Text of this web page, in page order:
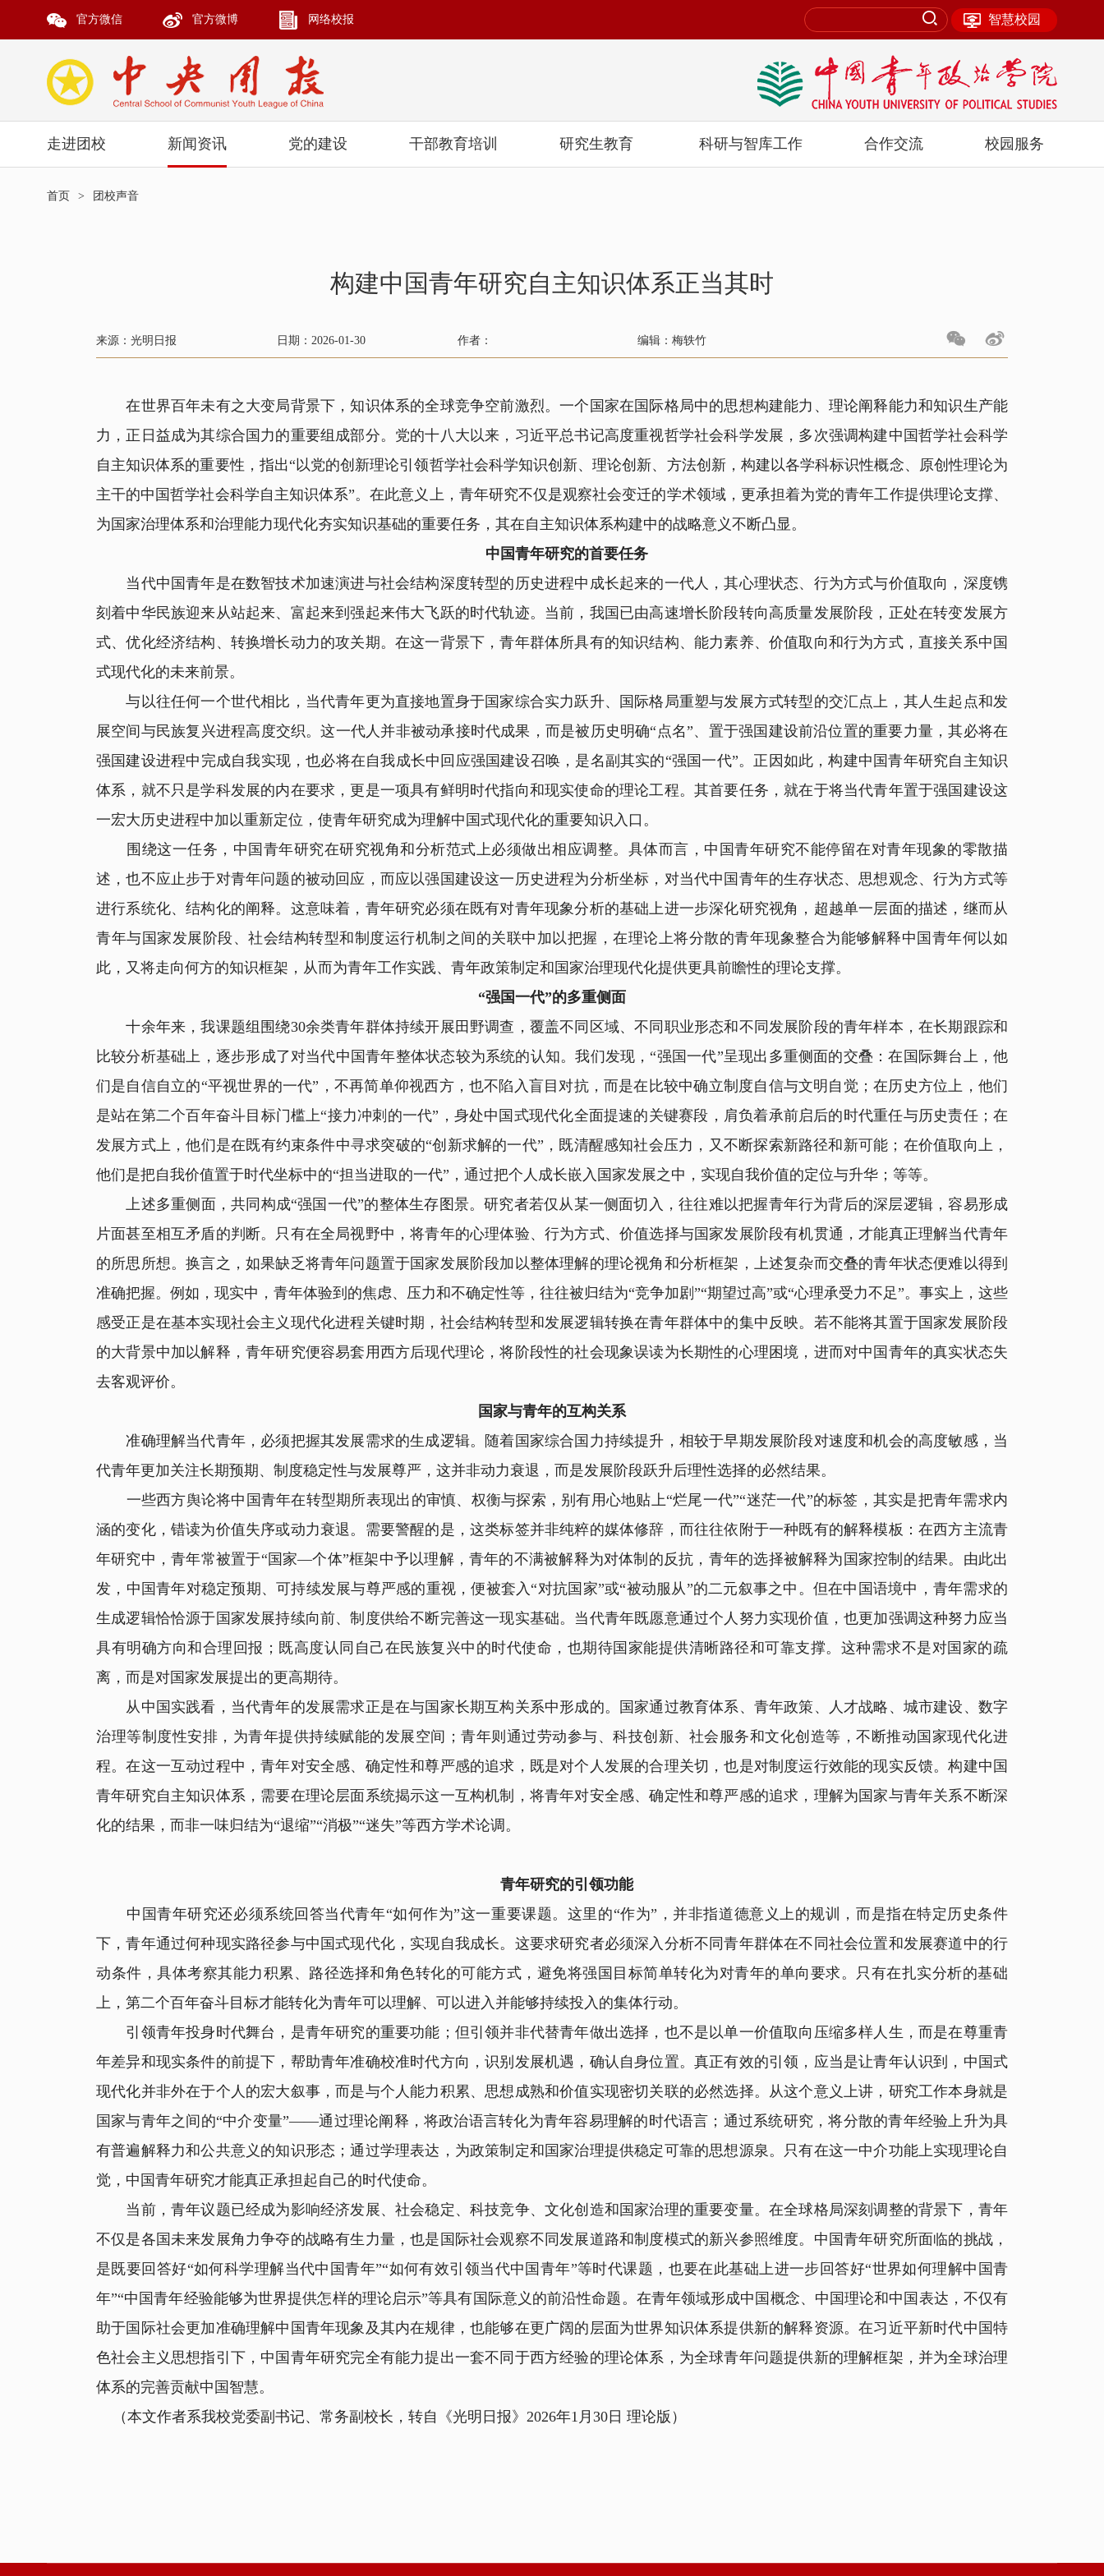
官方微信 官方微博 网络校报 智慧校园
走进团校 新闻资讯 党的建设 干部教育培训 研究生教育 科研与智库工作 合作交流 校园服务
首页 > 团校声音
构建中国青年研究自主知识体系正当其时
来源：光明日报 日期：2026-01-30 作者： 编辑：梅轶竹
在世界百年未有之大变局背景下，知识体系的全球竞争空前激烈。一个国家在国际格局中的思想构建能力、理论阐释能力和知识生产能
力，正日益成为其综合国力的重要组成部分。党的十八大以来，习近平总书记高度重视哲学社会科学发展，多次强调构建中国哲学社会科学
自主知识体系的重要性，指出“以党的创新理论引领哲学社会科学知识创新、理论创新、方法创新，构建以各学科标识性概念、原创性理论为
主干的中国哲学社会科学自主知识体系”。在此意义上，青年研究不仅是观察社会变迁的学术领域，更承担着为党的青年工作提供理论支撑、
为国家治理体系和治理能力现代化夯实知识基础的重要任务，其在自主知识体系构建中的战略意义不断凸显。
中国青年研究的首要任务
当代中国青年是在数智技术加速演进与社会结构深度转型的历史进程中成长起来的一代人，其心理状态、行为方式与价值取向，深度镌
刻着中华民族迎来从站起来、富起来到强起来伟大飞跃的时代轨迹。当前，我国已由高速增长阶段转向高质量发展阶段，正处在转变发展方
式、优化经济结构、转换增长动力的攻关期。在这一背景下，青年群体所具有的知识结构、能力素养、价值取向和行为方式，直接关系中国
式现代化的未来前景。
与以往任何一个世代相比，当代青年更为直接地置身于国家综合实力跃升、国际格局重塑与发展方式转型的交汇点上，其人生起点和发
展空间与民族复兴进程高度交织。这一代人并非被动承接时代成果，而是被历史明确“点名”、置于强国建设前沿位置的重要力量，其必将在
强国建设进程中完成自我实现，也必将在自我成长中回应强国建设召唤，是名副其实的“强国一代”。正因如此，构建中国青年研究自主知识
体系，就不只是学科发展的内在要求，更是一项具有鲜明时代指向和现实使命的理论工程。其首要任务，就在于将当代青年置于强国建设这
一宏大历史进程中加以重新定位，使青年研究成为理解中国式现代化的重要知识入口。
围绕这一任务，中国青年研究在研究视角和分析范式上必须做出相应调整。具体而言，中国青年研究不能停留在对青年现象的零散描
述，也不应止步于对青年问题的被动回应，而应以强国建设这一历史进程为分析坐标，对当代中国青年的生存状态、思想观念、行为方式等
进行系统化、结构化的阐释。这意味着，青年研究必须在既有对青年现象分析的基础上进一步深化研究视角，超越单一层面的描述，继而从
青年与国家发展阶段、社会结构转型和制度运行机制之间的关联中加以把握，在理论上将分散的青年现象整合为能够解释中国青年何以如
此，又将走向何方的知识框架，从而为青年工作实践、青年政策制定和国家治理现代化提供更具前瞻性的理论支撑。
“强国一代”的多重侧面
十余年来，我课题组围绕30余类青年群体持续开展田野调查，覆盖不同区域、不同职业形态和不同发展阶段的青年样本，在长期跟踪和
比较分析基础上，逐步形成了对当代中国青年整体状态较为系统的认知。我们发现，“强国一代”呈现出多重侧面的交叠：在国际舞台上，他
们是自信自立的“平视世界的一代”，不再简单仰视西方，也不陷入盲目对抗，而是在比较中确立制度自信与文明自觉；在历史方位上，他们
是站在第二个百年奋斗目标门槛上“接力冲刺的一代”，身处中国式现代化全面提速的关键赛段，肩负着承前启后的时代重任与历史责任；在
发展方式上，他们是在既有约束条件中寻求突破的“创新求解的一代”，既清醒感知社会压力，又不断探索新路径和新可能；在价值取向上，
他们是把自我价值置于时代坐标中的“担当进取的一代”，通过把个人成长嵌入国家发展之中，实现自我价值的定位与升华；等等。
上述多重侧面，共同构成“强国一代”的整体生存图景。研究者若仅从某一侧面切入，往往难以把握青年行为背后的深层逻辑，容易形成
片面甚至相互矛盾的判断。只有在全局视野中，将青年的心理体验、行为方式、价值选择与国家发展阶段有机贯通，才能真正理解当代青年
的所思所想。换言之，如果缺乏将青年问题置于国家发展阶段加以整体理解的理论视角和分析框架，上述复杂而交叠的青年状态便难以得到
准确把握。例如，现实中，青年体验到的焦虑、压力和不确定性等，往往被归结为“竞争加剧”“期望过高”或“心理承受力不足”。事实上，这些
感受正是在基本实现社会主义现代化进程关键时期，社会结构转型和发展逻辑转换在青年群体中的集中反映。若不能将其置于国家发展阶段
的大背景中加以解释，青年研究便容易套用西方后现代理论，将阶段性的社会现象误读为长期性的心理困境，进而对中国青年的真实状态失
去客观评价。
国家与青年的互构关系
准确理解当代青年，必须把握其发展需求的生成逻辑。随着国家综合国力持续提升，相较于早期发展阶段对速度和机会的高度敏感，当
代青年更加关注长期预期、制度稳定性与发展尊严，这并非动力衰退，而是发展阶段跃升后理性选择的必然结果。
一些西方舆论将中国青年在转型期所表现出的审慎、权衡与探索，别有用心地贴上“烂尾一代”“迷茫一代”的标签，其实是把青年需求内
涵的变化，错读为价值失序或动力衰退。需要警醒的是，这类标签并非纯粹的媒体修辞，而往往依附于一种既有的解释模板：在西方主流青
年研究中，青年常被置于“国家—个体”框架中予以理解，青年的不满被解释为对体制的反抗，青年的选择被解释为国家控制的结果。由此出
发，中国青年对稳定预期、可持续发展与尊严感的重视，便被套入“对抗国家”或“被动服从”的二元叙事之中。但在中国语境中，青年需求的
生成逻辑恰恰源于国家发展持续向前、制度供给不断完善这一现实基础。当代青年既愿意通过个人努力实现价值，也更加强调这种努力应当
具有明确方向和合理回报；既高度认同自己在民族复兴中的时代使命，也期待国家能提供清晰路径和可靠支撑。这种需求不是对国家的疏
离，而是对国家发展提出的更高期待。
从中国实践看，当代青年的发展需求正是在与国家长期互构关系中形成的。国家通过教育体系、青年政策、人才战略、城市建设、数字
治理等制度性安排，为青年提供持续赋能的发展空间；青年则通过劳动参与、科技创新、社会服务和文化创造等，不断推动国家现代化进
程。在这一互动过程中，青年对安全感、确定性和尊严感的追求，既是对个人发展的合理关切，也是对制度运行效能的现实反馈。构建中国
青年研究自主知识体系，需要在理论层面系统揭示这一互构机制，将青年对安全感、确定性和尊严感的追求，理解为国家与青年关系不断深
化的结果，而非一味归结为“退缩”“消极”“迷失”等西方学术论调。
青年研究的引领功能
中国青年研究还必须系统回答当代青年“如何作为”这一重要课题。这里的“作为”，并非指道德意义上的规训，而是指在特定历史条件
下，青年通过何种现实路径参与中国式现代化，实现自我成长。这要求研究者必须深入分析不同青年群体在不同社会位置和发展赛道中的行
动条件，具体考察其能力积累、路径选择和角色转化的可能方式，避免将强国目标简单转化为对青年的单向要求。只有在扎实分析的基础
上，第二个百年奋斗目标才能转化为青年可以理解、可以进入并能够持续投入的集体行动。
引领青年投身时代舞台，是青年研究的重要功能；但引领并非代替青年做出选择，也不是以单一价值取向压缩多样人生，而是在尊重青
年差异和现实条件的前提下，帮助青年准确校准时代方向，识别发展机遇，确认自身位置。真正有效的引领，应当是让青年认识到，中国式
现代化并非外在于个人的宏大叙事，而是与个人能力积累、思想成熟和价值实现密切关联的必然选择。从这个意义上讲，研究工作本身就是
国家与青年之间的“中介变量”——通过理论阐释，将政治语言转化为青年容易理解的时代语言；通过系统研究，将分散的青年经验上升为具
有普遍解释力和公共意义的知识形态；通过学理表达，为政策制定和国家治理提供稳定可靠的思想源泉。只有在这一中介功能上实现理论自
觉，中国青年研究才能真正承担起自己的时代使命。
当前，青年议题已经成为影响经济发展、社会稳定、科技竞争、文化创造和国家治理的重要变量。在全球格局深刻调整的背景下，青年
不仅是各国未来发展角力争夺的战略有生力量，也是国际社会观察不同发展道路和制度模式的新兴参照维度。中国青年研究所面临的挑战，
是既要回答好“如何科学理解当代中国青年”“如何有效引领当代中国青年”等时代课题，也要在此基础上进一步回答好“世界如何理解中国青
年”“中国青年经验能够为世界提供怎样的理论启示”等具有国际意义的前沿性命题。在青年领域形成中国概念、中国理论和中国表达，不仅有
助于国际社会更加准确理解中国青年现象及其内在规律，也能够在更广阔的层面为世界知识体系提供新的解释资源。在习近平新时代中国特
色社会主义思想指引下，中国青年研究完全有能力提出一套不同于西方经验的理论体系，为全球青年问题提供新的理解框架，并为全球治理
体系的完善贡献中国智慧。
（本文作者系我校党委副书记、常务副校长，转自《光明日报》2026年1月30日 理论版）